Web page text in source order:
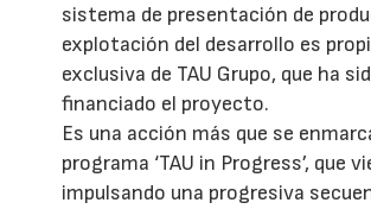
sistema de presentación de
explotación del desarrollo es
exclusiva de TAU Grupo, que ha
financiado el proyecto.
Es una acción más que se
programa ‘TAU in Progress’, que
impulsando una progresiva